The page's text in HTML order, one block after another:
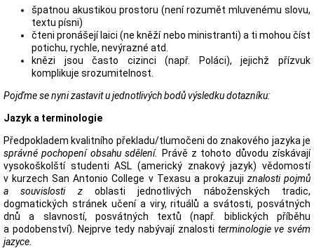
špatnou akustikou prostoru (není rozumět mluvenému slovu,
textu písni)
čteni pronášejí laici (ne kněží nebo ministranti) a ti mohou číst
potichu, rychle, nevýrazné atd.
knězi jsou často cizinci (např. Poláci), jejichž přízvuk
komplikuje srozumitelnost.
Pojďme se nyni zastavit u jednotlivých bodů výsledku dotazníku:
Jazyk a terminologie
Předpokladem kvalitního překladu/tlumočeni do znakového jazyka je
správné pochopení obsahu sdělení.
Právě z tohoto důvodu získávají
vysokoškolští studenti ASL (americký znakový jazyk) vědomostí
v kurzech San Antonio College v Texasu a prokazuji znalosti pojmů
a souvislosti z oblasti jednotlivých náboženských tradic,
dogmatických stránek učení a viry, rituálů a svátosti, posvátných
dnů a slavností, posvátných textů (např. biblických příběhu
a podobenství). Nejprve tedy nabývají znalosti terminologie ve svém
jazyce.